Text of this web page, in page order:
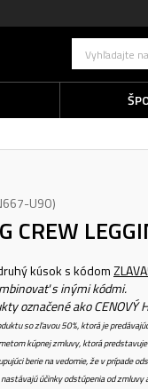
Vyhľadajte
U90
CREW
kúsok s kódom
s inými kódmi.
označené ako CENOVÝ
so zľavou 50%, ktorá je
kúpnej zmluvy, ktorá
berie na vedomie, že v prípade
účinky odstúpenia od